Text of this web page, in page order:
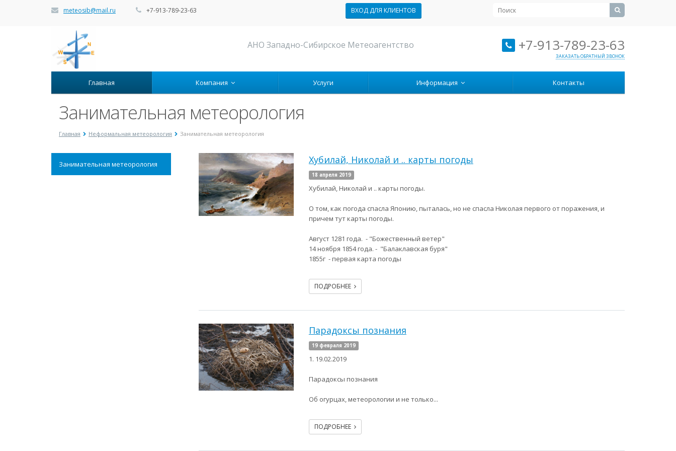
meteosib@mail.ru +7-913-789-23-63 ВХОД ДЛЯ КЛИЕНТОВ
АНО Западно-Сибирское Метеоагентство +7-913-789-23-63
ЗАКАЗАТЬ ОБРАТНЫЙ ЗВОНОК
Главная Компания Услуги Информация Контакты
Занимательная метеорология
Главная Неформальная метеорология Занимательная метеорология
Занимательная метеорология Хубилай, Николай и .. карты погоды
18 апреля 2019
Хубилай, Николай и .. карты погоды.
О том, как погода спасла Японию, пыталась, но не спасла Николая первого от поражения, и
причем тут карты погоды.
Август 1281 года. - "Божественный ветер"
14 ноября 1854 года. - "Балаклавская буря"
1855г - первая карта погоды
ПОДРОБНЕЕ
Парадоксы познания
19 февраля 2019
1. 19.02.2019
Парадоксы познания
Об огурцах, метеорологии и не только...
ПОДРОБНЕЕ